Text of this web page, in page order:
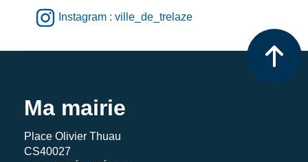
Instagram : ville_de_trelaze
Ma mairie
Place Olivier Thuau
CS40027